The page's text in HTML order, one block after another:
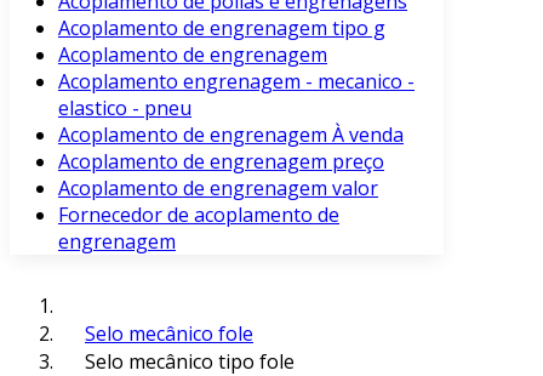
Acoplamento de engrenagem tipo g
Acoplamento de engrenagem
Acoplamento engrenagem - mecanico -
elastico - pneu
Acoplamento de engrenagem À venda
Acoplamento de engrenagem preço
Acoplamento de engrenagem valor
Fornecedor de acoplamento de
engrenagem
Selo mecânico fole
Selo mecânico tipo fole